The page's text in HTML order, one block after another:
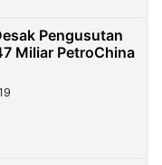
Pengusutan
Miliar PetroChina